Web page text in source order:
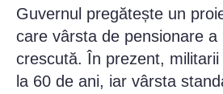
Guvernul pregătește un
care vârsta de pensionare a
crescută. În prezent,
la 60 de ani, iar vârsta